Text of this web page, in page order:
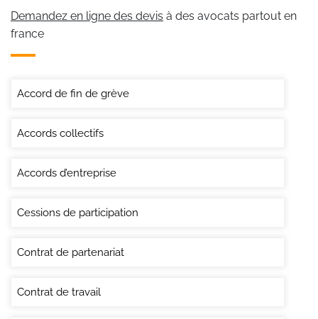
Demandez en ligne des devis à des avocats partout en
france
Accord de fin de grève
Accords collectifs
Accords d’entreprise
Cessions de participation
Contrat de partenariat
Contrat de travail